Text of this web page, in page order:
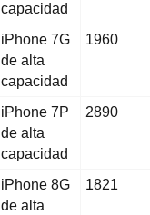
capacidad
iPhone 7G
de alta
capacidad
1960
iPhone 7P
de alta
capacidad
2890
iPhone 8G
de alta
1821